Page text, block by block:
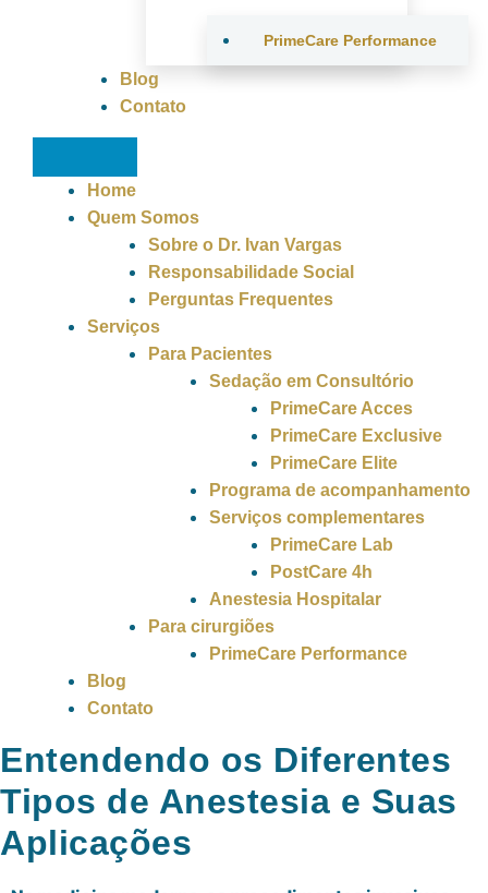
PrimeCare Performance
Blog
Contato
Home
Quem Somos
Sobre o Dr. Ivan Vargas
Responsabilidade Social
Perguntas Frequentes
Serviços
Para Pacientes
Sedação em Consultório
PrimeCare Acces
PrimeCare Exclusive
PrimeCare Elite
Programa de acompanhamento
Serviços complementares
PrimeCare Lab
PostCare 4h
Anestesia Hospitalar
Para cirurgiões
PrimeCare Performance
Blog
Contato
Entendendo os Diferentes
Tipos de Anestesia e Suas
Aplicações